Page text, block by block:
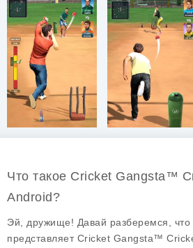
Что такое Cricket Gangsta™
Android?
Эй, дружище! Давай разберемся, что
представляет Cricket Gangsta™